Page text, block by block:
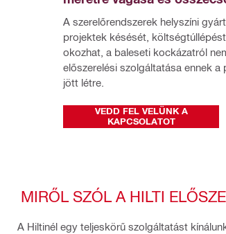
A szerelőrendszerek helyszíni
projektek késését,
okozhat, a baleseti kockázatról
előszerelési szolgáltatása ennek
jött létre.
VEDD FEL VELÜNK A
KAPCSOLATOT
MIRŐL SZÓL A HILTI
A Hiltinél egy teljeskörű szolgáltatást